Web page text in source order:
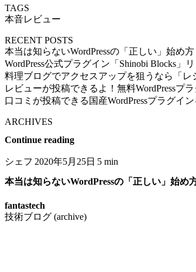
TAGS
本音レビュー
RECENT POSTS
本当は知らないWordPressの「正しい」始め方
WordPress公式プラグイン「Shinobi Blocks」
料理ブログでアクセスアップを狙うなら「レ
レビューが投稿できるよ！無料WordPressプ
口コミが投稿できる国産WordPressプラグイ
ARCHIVES
Continue reading
シェフ 2020年5月25日 5 min
本当は知らないWordPressの「正しい」始め
fantastech
技術ブログ (archive)